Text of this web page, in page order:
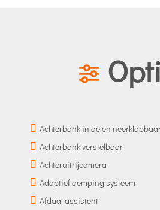
Achterbank in delen
Achterbank verstelbaar
Achteruitrijcamera
Adaptief demping systeem
Afdaal assistent